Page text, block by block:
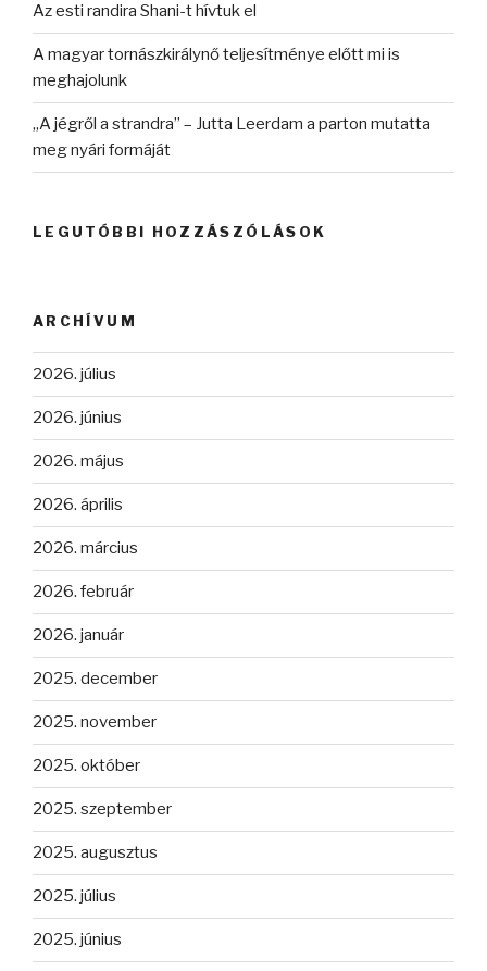
Az esti randira Shani-t hívtuk el
A magyar tornászkirálynő teljesítménye előtt mi is
meghajolunk
„A jégről a strandra” – Jutta Leerdam a parton mutatta
meg nyári formáját
LEGUTÓBBI HOZZÁSZÓLÁSOK
ARCHÍVUM
2026. július
2026. június
2026. május
2026. április
2026. március
2026. február
2026. január
2025. december
2025. november
2025. október
2025. szeptember
2025. augusztus
2025. július
2025. június